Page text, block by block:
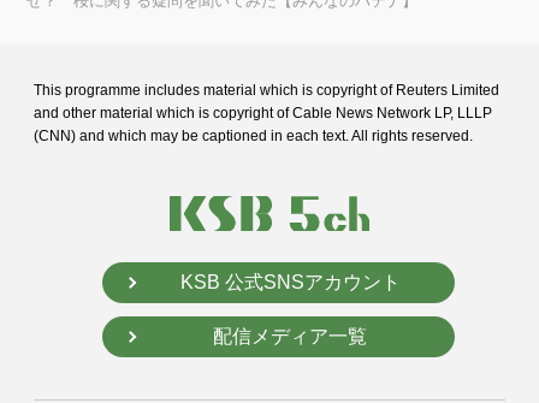
This programme includes material which is copyright of Reuters Limited
and other material which is copyright of Cable News Network LP, LLLP
(CNN) and which may be captioned in each text. All rights reserved.
KSB 公式SNSアカウント
配信メディア一覧